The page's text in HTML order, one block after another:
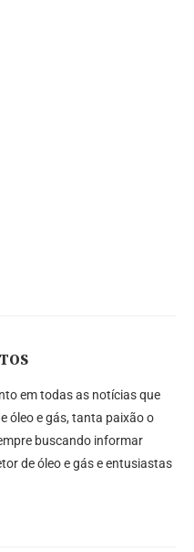
em todas as notícias que
óleo e gás, tanta paixão o
buscando informar
de óleo e gás e entusiastas